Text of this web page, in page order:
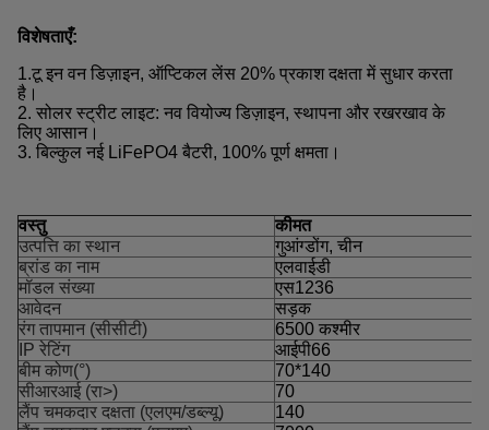
विशेषताएँ:
1.टू इन वन डिज़ाइन, ऑप्टिकल लेंस 20% प्रकाश दक्षता में सुधार करता
है।
2. सोलर स्ट्रीट लाइट: नव वियोज्य डिज़ाइन, स्थापना और रखरखाव के
लिए आसान।
3. बिल्कुल नई LiFePO4 बैटरी, 100% पूर्ण क्षमता।
वस्तु
कीमत
उत्पत्ति का स्थान
गुआंग्डोंग, चीन
ब्रांड का नाम
एलवाईडी
मॉडल संख्या
एस1236
आवेदन
सड़क
रंग तापमान (सीसीटी)
6500 कश्मीर
IP रेटिंग
आईपी66
बीम कोण(°)
70*140
सीआरआई (रा>)
70
लैंप चमकदार दक्षता (एलएम/डब्ल्यू)
140